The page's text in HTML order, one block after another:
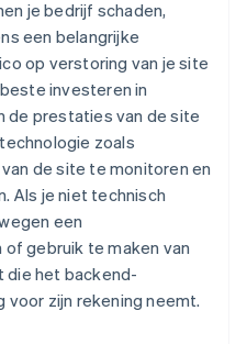
je bedrijf schaden,
een belangrijke
op verstoring van je site
investeren in
de prestaties van de site
zoals
de site te monitoren en
Als je niet technisch
een
gebruik te maken van
die het backend-
voor zijn rekening neemt.